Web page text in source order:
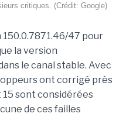
critiques. (Crédit: Google)
150.0.7871.46/47 pour
la version
le canal stable. Avec
ont corrigé près
sont considérées
de ces failles